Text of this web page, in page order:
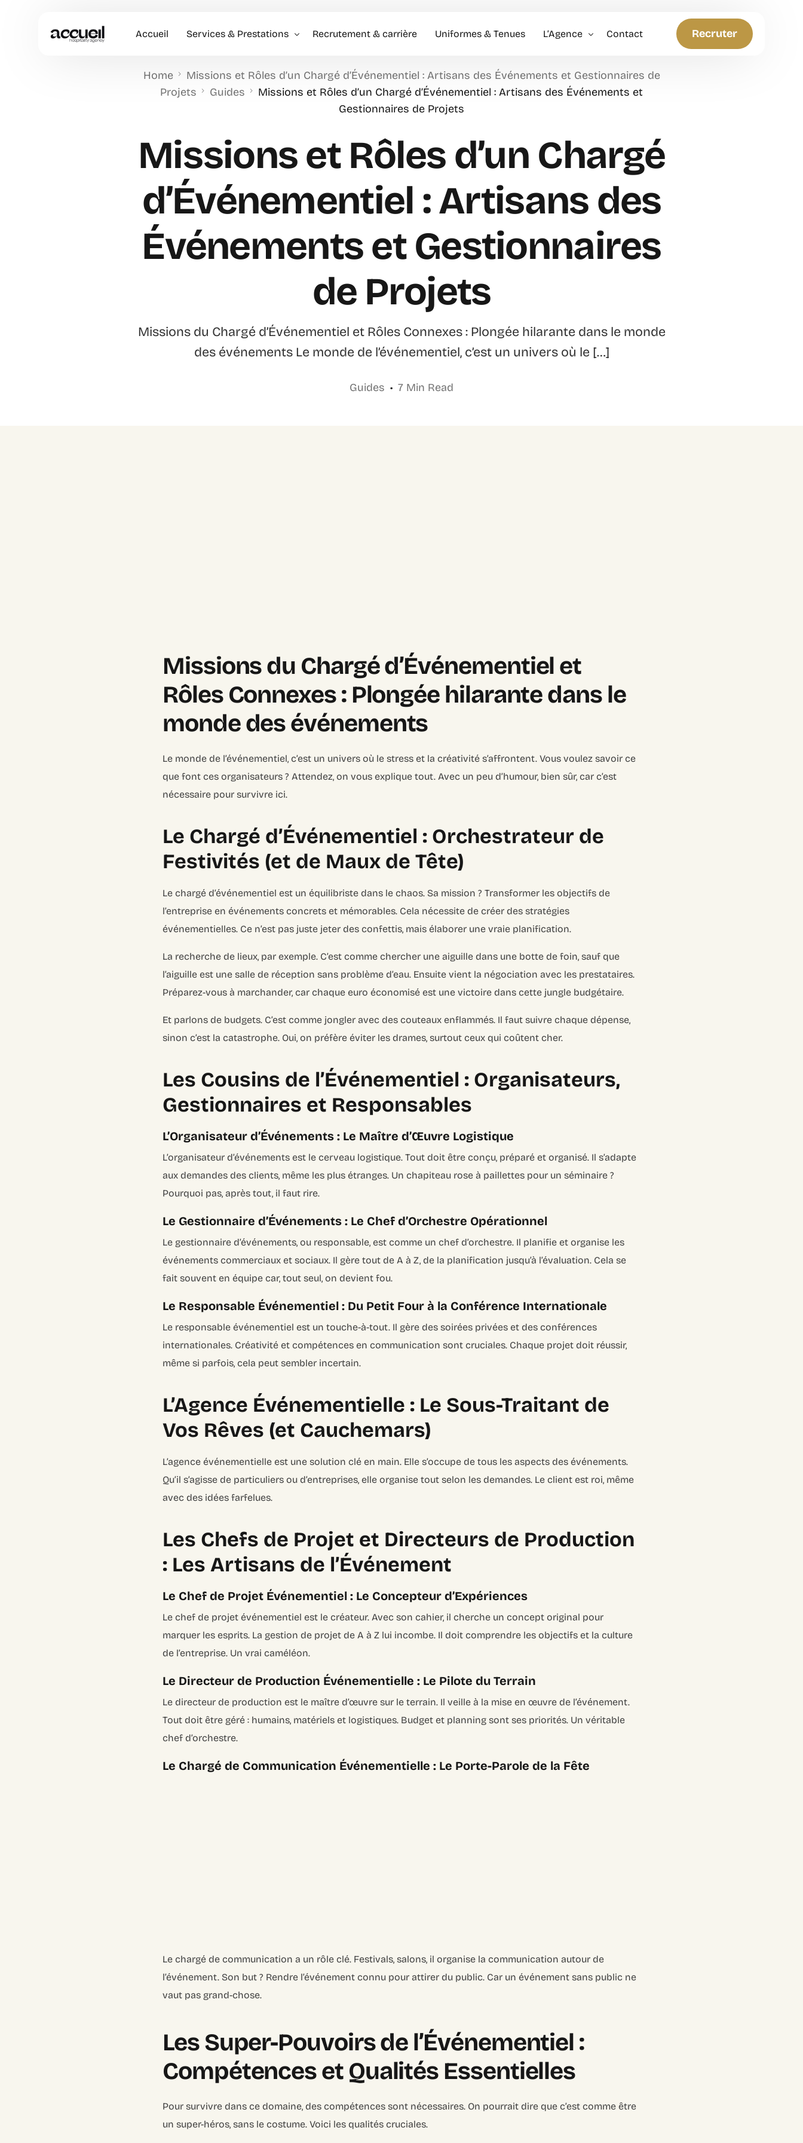
Accueil Services & Prestations
Hôtesses d’accueil événementiel & Hôtes
Accueil VIP
Recrutement & carrière Uniformes & Tenues L’Agence
Politique RH
Contact Recruter
Home
Missions et Rôles d’un Chargé d’Événementiel : Artisans des Événements et Gestionnaires de
Projets
Guides
Missions et Rôles d’un Chargé d’Événementiel : Artisans des Événements et
Gestionnaires de Projets
Missions et Rôles d’un Chargé
d’Événementiel : Artisans des
Événements et Gestionnaires
de Projets
Missions du Chargé d’Événementiel et Rôles Connexes : Plongée hilarante dans le monde
des événements Le monde de l’événementiel, c’est un univers où le […]
Guides 7 Min Read
Missions du Chargé d’Événementiel et
Rôles Connexes : Plongée hilarante dans le
monde des événements
Le monde de l’événementiel, c’est un univers où le stress et la créativité s’affrontent. Vous voulez savoir ce
que font ces organisateurs ? Attendez, on vous explique tout. Avec un peu d’humour, bien sûr, car c’est
nécessaire pour survivre ici.
Le Chargé d’Événementiel : Orchestrateur de
Festivités (et de Maux de Tête)
Le chargé d’événementiel est un équilibriste dans le chaos. Sa mission ? Transformer les objectifs de
l’entreprise en événements concrets et mémorables. Cela nécessite de créer des stratégies
événementielles. Ce n’est pas juste jeter des confettis, mais élaborer une vraie planification.
La recherche de lieux, par exemple. C’est comme chercher une aiguille dans une botte de foin, sauf que
l’aiguille est une salle de réception sans problème d’eau. Ensuite vient la négociation avec les prestataires.
Préparez-vous à marchander, car chaque euro économisé est une victoire dans cette jungle budgétaire.
Et parlons de budgets. C’est comme jongler avec des couteaux enflammés. Il faut suivre chaque dépense,
sinon c’est la catastrophe. Oui, on préfère éviter les drames, surtout ceux qui coûtent cher.
Les Cousins de l’Événementiel : Organisateurs,
Gestionnaires et Responsables
L’Organisateur d’Événements : Le Maître d’Œuvre Logistique
L’organisateur d’événements est le cerveau logistique. Tout doit être conçu, préparé et organisé. Il s’adapte
aux demandes des clients, même les plus étranges. Un chapiteau rose à paillettes pour un séminaire ?
Pourquoi pas, après tout, il faut rire.
Le Gestionnaire d’Événements : Le Chef d’Orchestre Opérationnel
Le gestionnaire d’événements, ou responsable, est comme un chef d’orchestre. Il planifie et organise les
événements commerciaux et sociaux. Il gère tout de A à Z, de la planification jusqu’à l’évaluation. Cela se
fait souvent en équipe car, tout seul, on devient fou.
Le Responsable Événementiel : Du Petit Four à la Conférence Internationale
Le responsable événementiel est un touche-à-tout. Il gère des soirées privées et des conférences
internationales. Créativité et compétences en communication sont cruciales. Chaque projet doit réussir,
même si parfois, cela peut sembler incertain.
L’Agence Événementielle : Le Sous-Traitant de
Vos Rêves (et Cauchemars)
L’agence événementielle est une solution clé en main. Elle s’occupe de tous les aspects des événements.
Qu’il s’agisse de particuliers ou d’entreprises, elle organise tout selon les demandes. Le client est roi, même
avec des idées farfelues.
Les Chefs de Projet et Directeurs de Production
: Les Artisans de l’Événement
Le Chef de Projet Événementiel : Le Concepteur d’Expériences
Le chef de projet événementiel est le créateur. Avec son cahier, il cherche un concept original pour
marquer les esprits. La gestion de projet de A à Z lui incombe. Il doit comprendre les objectifs et la culture
de l’entreprise. Un vrai caméléon.
Le Directeur de Production Événementielle : Le Pilote du Terrain
Le directeur de production est le maître d’œuvre sur le terrain. Il veille à la mise en œuvre de l’événement.
Tout doit être géré : humains, matériels et logistiques. Budget et planning sont ses priorités. Un véritable
chef d’orchestre.
Le Chargé de Communication Événementielle : Le Porte-Parole de la Fête
Le chargé de communication a un rôle clé. Festivals, salons, il organise la communication autour de
l’événement. Son but ? Rendre l’événement connu pour attirer du public. Car un événement sans public ne
vaut pas grand-chose.
Les Super-Pouvoirs de l’Événementiel :
Compétences et Qualités Essentielles
Pour survivre dans ce domaine, des compétences sont nécessaires. On pourrait dire que c’est comme être
un super-héros, sans le costume. Voici les qualités cruciales.